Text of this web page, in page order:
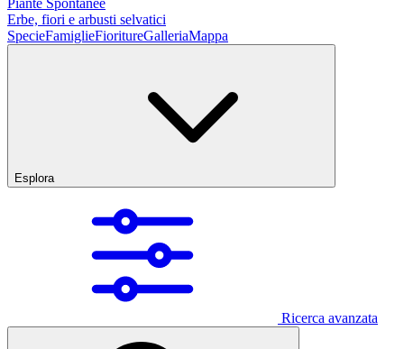
Piante Spontanee
Erbe, fiori e arbusti selvatici
SpecieFamiglieFioritureGalleriaMappa
Esplora
Ricerca avanzata